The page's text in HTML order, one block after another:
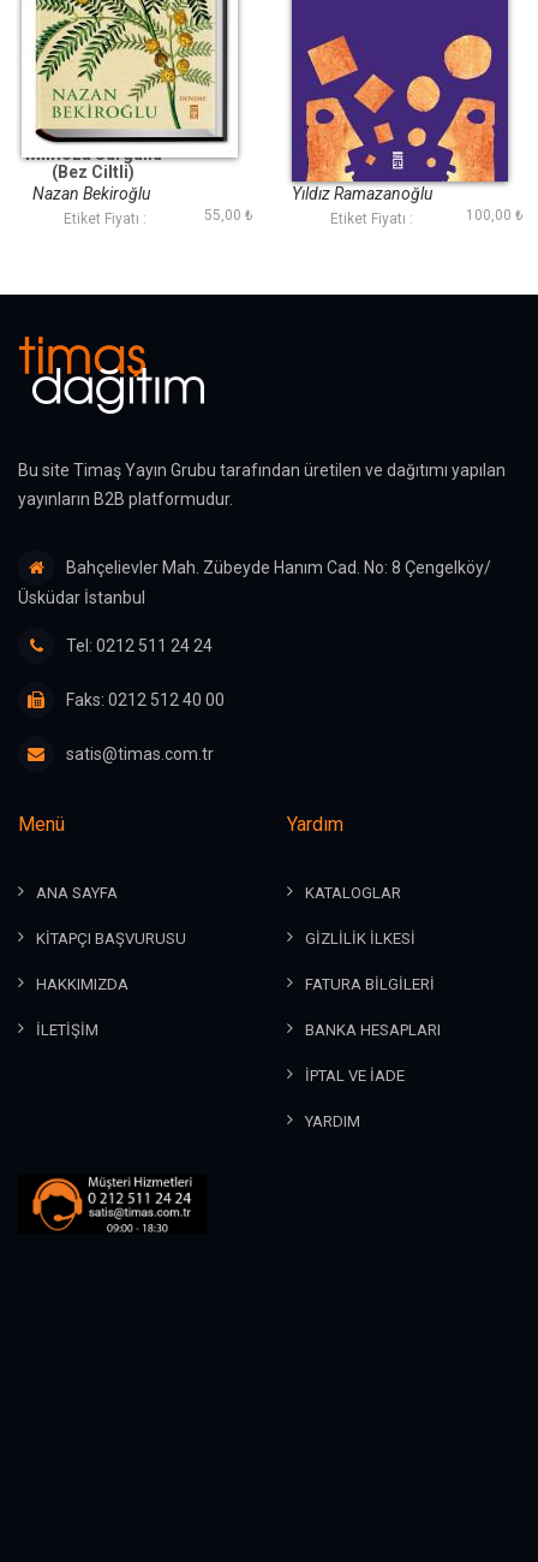
Mimoza Sürgünü
(Bez Ciltli)
Nazan Bekiroğlu
Etiket Fiyatı : 55,00 ₺
Görme Bahçesi
Yıldız Ramazanoğlu
Etiket Fiyatı : 100,00 ₺
Bu site Timaş Yayın Grubu tarafından üretilen ve dağıtımı yapılan
yayınların B2B platformudur.
Bahçelievler Mah. Zübeyde Hanım Cad. No: 8 Çengelköy/
Üsküdar İstanbul
Tel: 0212 511 24 24
Faks: 0212 512 40 00
satis@timas.com.tr
Menü
ANA SAYFA
KİTAPÇI BAŞVURUSU
HAKKIMIZDA
İLETİŞİM
Yardım
KATALOGLAR
GİZLİLİK İLKESİ
FATURA BİLGİLERİ
BANKA HESAPLARI
İPTAL VE İADE
YARDIM